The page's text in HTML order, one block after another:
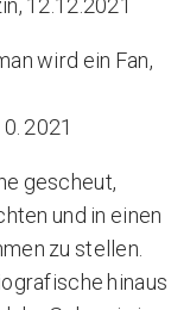
12.12.2021
wird ein Fan,
2021
gescheut,
und in einen
zu stellen.
hinaus